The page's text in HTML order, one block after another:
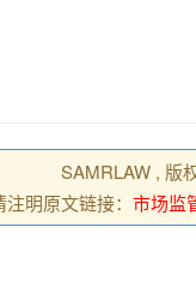
SAMRLAW , 版
明原文链接： 市场监